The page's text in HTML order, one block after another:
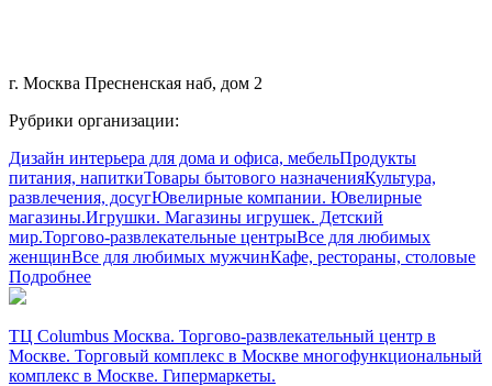
г. Москва Пресненская наб, дом 2
Рубрики организации:
Дизайн интерьера для дома и офиса, мебельПродукты
питания, напиткиТовары бытового назначенияКультура,
развлечения, досугЮвелирные компании. Ювелирные
магазины.Игрушки. Магазины игрушек. Детский
мир.Торгово-развлекательные центрыВсе для любимых
женщинВсе для любимых мужчинКафе, рестораны, столовые
Подробнее
ТЦ Columbus Москва. Торгово-развлекательный центр в
Москве. Торговый комплекс в Москве многофункциональный
комплекс в Москве. Гипермаркеты.